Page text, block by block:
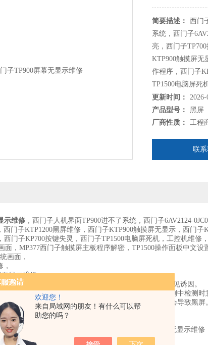
欢迎您！
来自局域网的朋友！有什么可以帮
助您的吗？
简要描述：
西门
系统，西门子
亮，西门子
KTP900触摸屏无
作程序，西门子
TP1500电脑屏死
更新时间：
2026-
产品型号：
黑屏
厂商性质：
工程
联系
示维修 ，西门子人机界面TP900进不了系统，西门子6AV2124-
西门子KTP1200黑屏维修，西门子KTP900触摸屏无显示，西门
西门子KP700按键失灵，西门子TP1500电脑屏死机，工控机维修
面，MP377西门子触摸屏主板程序解密，TP1500操作面板中文
画面，
无显示维修，
不稳定（正常应为24V）、电源线接触不良，这是最常见诱因。
源部分焊点虚焊、屏幕与主板之间排线松动，部分案例中检测时
源芯片/逆变器损坏、液晶屏本身故障、灯管老化，都会导致黑屏
顿也可能引发黑屏。
示维修